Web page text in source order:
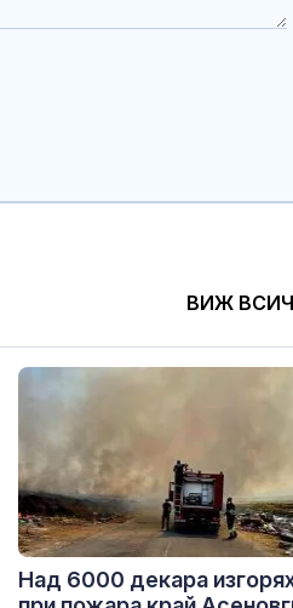
ВИЖ
Над 6000 декара